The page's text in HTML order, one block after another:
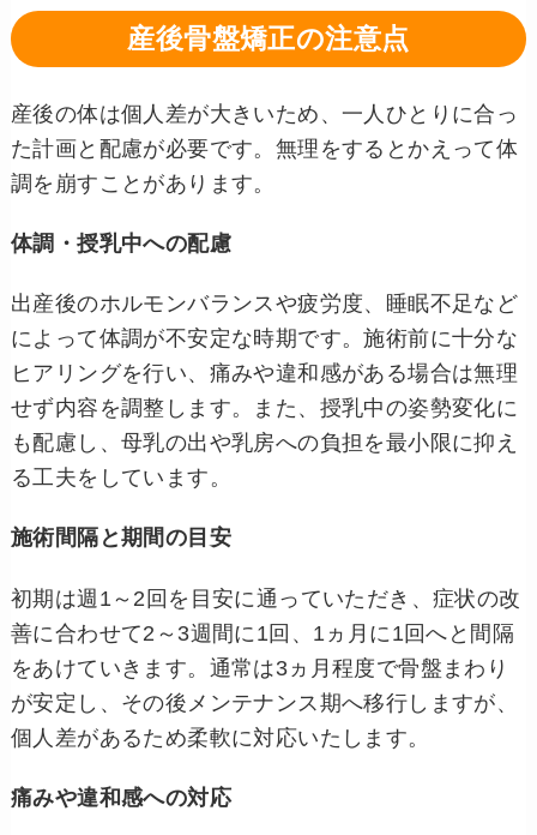
産後骨盤矯正の注意点
産後の体は個人差が大きいため、一人ひとりに合っ
た計画と配慮が必要です。無理をするとかえって体
調を崩すことがあります。
体調・授乳中への配慮
出産後のホルモンバランスや疲労度、睡眠不足など
によって体調が不安定な時期です。施術前に十分な
ヒアリングを行い、痛みや違和感がある場合は無理
せず内容を調整します。また、授乳中の姿勢変化に
も配慮し、母乳の出や乳房への負担を最小限に抑え
る工夫をしています。
施術間隔と期間の目安
初期は週1～2回を目安に通っていただき、症状の改
善に合わせて2～3週間に1回、1ヵ月に1回へと間隔
をあけていきます。通常は3ヵ月程度で骨盤まわり
が安定し、その後メンテナンス期へ移行しますが、
個人差があるため柔軟に対応いたします。
痛みや違和感への対応